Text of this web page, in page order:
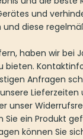
und
diese
haben wir bei
Anfragen
unser
ein Produkt
können Sie